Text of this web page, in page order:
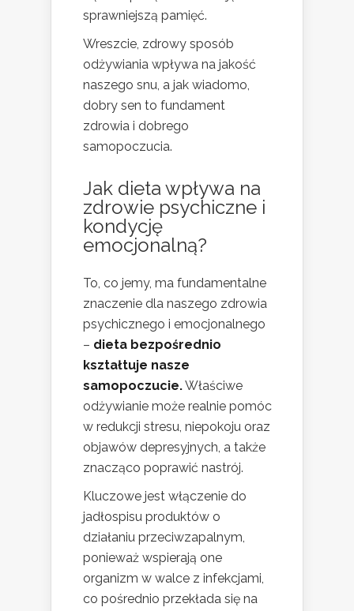
sprawniejszą pamięć.
Wreszcie, zdrowy sposób
odżywiania wpływa na jakość
naszego snu, a jak wiadomo,
dobry sen to fundament
zdrowia i dobrego
samopoczucia.
Jak dieta wpływa na
zdrowie psychiczne i
kondycję
emocjonalną?
To, co jemy, ma fundamentalne
znaczenie dla naszego zdrowia
psychicznego i emocjonalnego
– dieta bezpośrednio
kształtuje nasze
samopoczucie.Właściwe
odżywianie może realnie pomóc
w redukcji stresu, niepokoju oraz
objawów depresyjnych, a także
znacząco poprawić nastrój.
Kluczowe jest włączenie do
jadłospisu produktów o
działaniu przeciwzapalnym,
ponieważ wspierają one
organizm w walce z infekcjami,
co pośrednio przekłada się na